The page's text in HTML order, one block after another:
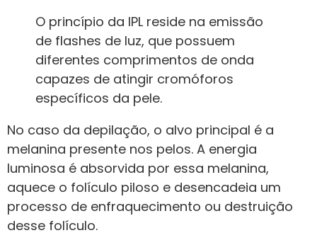
O princípio da IPL reside na emissão
de flashes de luz, que possuem
diferentes comprimentos de onda
capazes de atingir cromóforos
específicos da pele.
No caso da depilação, o alvo principal é a
melanina presente nos pelos. A energia
luminosa é absorvida por essa melanina,
aquece o folículo piloso e desencadeia um
processo de enfraquecimento ou destruição
desse folículo.